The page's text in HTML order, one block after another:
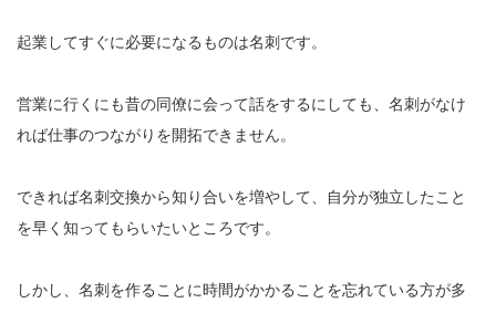
起業してすぐに必要になるものは名刺です。
営業に行くにも昔の同僚に会って話をするにしても、名刺がなけ
れば仕事のつながりを開拓できません。
できれば名刺交換から知り合いを増やして、自分が独立したこと
を早く知ってもらいたいところです。
しかし、名刺を作ることに時間がかかることを忘れている方が多